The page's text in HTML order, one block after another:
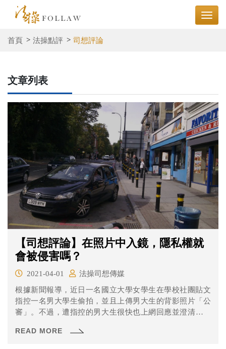
首頁 法操點評 司想評論
文章列表
【司想評論】在照片中入鏡，隱私權就
會被侵害嗎？
2021-04-01
法操司想傳媒
根據新聞報導，近日一名國立大學女學生在學校社團貼文
指控一名男大學生偷拍，並且上傳男大生的背影照片「公
審」。不過，遭指控的男大生很快也上網回應並澄清事情
清楚時還被誤會成在「檢視戰利品」，非常無奈。之後女
READ MORE